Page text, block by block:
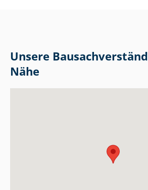
Unsere
Nähe